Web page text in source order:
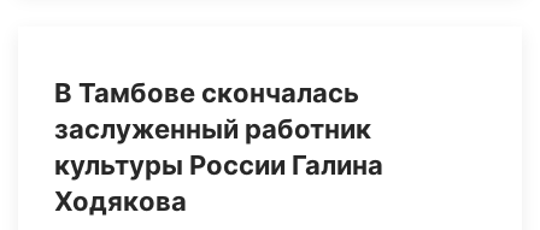
В Тамбове скончалась
заслуженный работник
культуры России Галина
Ходякова